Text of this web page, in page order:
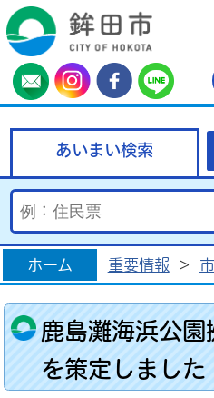
あいまい検索
ホーム 重要情報 >
鹿島灘海浜公園
を策定しました